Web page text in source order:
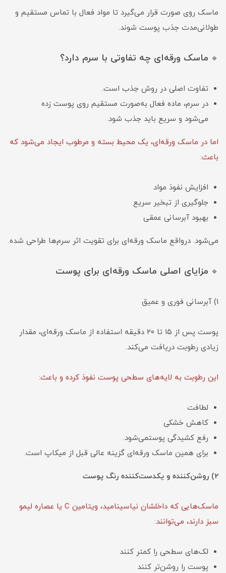
ماسک روی صورت قرار می‌گیرد تا مواد فعال با تماس مستقیم و
طولانی‌مدت جذب پوست شوند.
🔹 ماسک ورقه‌ای چه تفاوتی با سرم دارد؟
تفاوت اصلی در روش جذب است.
در سرم، ماده فعال به‌صورت مستقیم روی پوست زده
می‌شود و سریع باید جذب شود.
اما در ماسک ورقه‌ای، یک محیط بسته و مرطوب ایجاد می‌شود که
باعث:
افزایش نفوذ مواد
جلوگیری از تبخیر سریع
بهبود آبرسانی عمقی
می‌شود. درواقع ماسک ورقه‌ای برای تقویت اثر سرم‌ها طراحی شده.
🔹 مزایای اصلی ماسک ورقه‌ای برای پوست
1) آبرسانی فوری و عمیق
پوست پس از ۱۵ تا ۲۰ دقیقه استفاده از ماسک ورقه‌ای، مقدار
زیادی رطوبت دریافت می‌کند.
این رطوبت به لایه‌های سطحی پوست نفوذ کرده و باعث:
لطافت
کاهش خشکی
رفع کشیدگی پوستمی‌شود.
برای همین ماسک ورقه‌ای گزینه عالی قبل از میکاپ است.
2) روشن‌کننده و یکدست‌کننده رنگ پوست
ماسک‌هایی که داخلشان نیاسینامید، ویتامین C یا عصاره لیمو
سبز دارند، می‌توانند:
لک‌های سطحی را کمتر کنند
پوست را روشن‌تر کنند